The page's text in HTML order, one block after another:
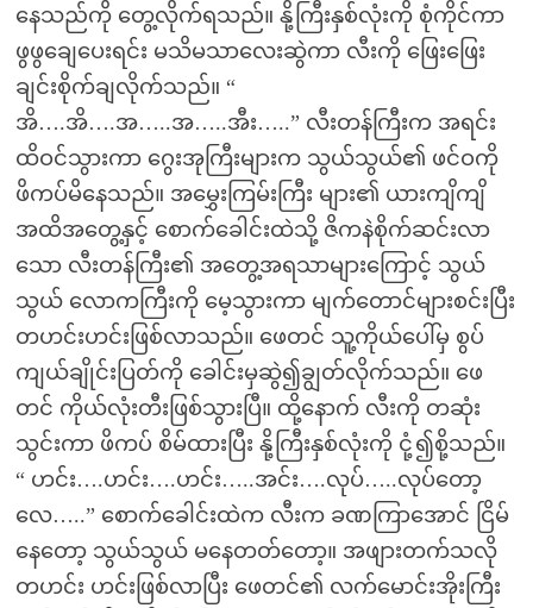
နေသည်ကို တွေ့လိုက်ရသည်။ နို့ကြီးနှစ်လုံးကို စုံကိုင်ကာ
ဖွဖွချေပေးရင်း မသိမသာလေးဆွဲကာ လီးကို ဖြေးဖြေး
ချင်းစိုက်ချလိုက်သည်။ “
အိ….အိ….အ…..အ…..အီး…..” လီးတန်ကြီးက အရင်း
ထိဝင်သွားကာ ဂွေးအုကြီးများက သွယ်သွယ်၏ ဖင်ဝကို
ဖိကပ်မိနေသည်။ အမွှေးကြမ်းကြီး များ၏ ယားကျိကျိ
အထိအတွေ့နှင့် စောက်ခေါင်းထဲသို့ ဇိကနဲစိုက်ဆင်းလာ
သော လီးတန်ကြီး၏ အတွေ့အရသာများကြောင့် သွယ်
သွယ် လောကကြီးကို မေ့သွားကာ မျက်တောင်များစင်းပြီး
တဟင်းဟင်းဖြစ်လာသည်။ ဖေတင် သူ့ကိုယ်ပေါ်မှ စွပ်
ကျယ်ချိုင်းပြတ်ကို ခေါင်းမှဆွဲ၍ချွတ်လိုက်သည်။ ဖေ
တင် ကိုယ်လုံးတီးဖြစ်သွားပြီ။ ထို့နောက် လီးကို တဆုံး
သွင်းကာ ဖိကပ် စိမ်ထားပြီး နို့ကြီးနှစ်လုံးကို ငုံ့၍စို့သည်။
“ ဟင်း….ဟင်း….ဟင်း…..အင်း….လုပ်…..လုပ်တော့
လေ…..” စောက်ခေါင်းထဲက လီးက ခဏကြာအောင် ငြိမ်
နေတော့ သွယ်သွယ် မနေတတ်တော့။ အဖျားတက်သလို
တဟင်း ဟင်းဖြစ်လာပြီး ဖေတင်၏ လက်မောင်းအိုးကြီး